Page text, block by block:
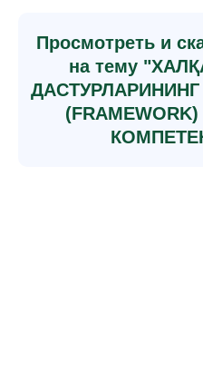
Просмотреть и
на тему